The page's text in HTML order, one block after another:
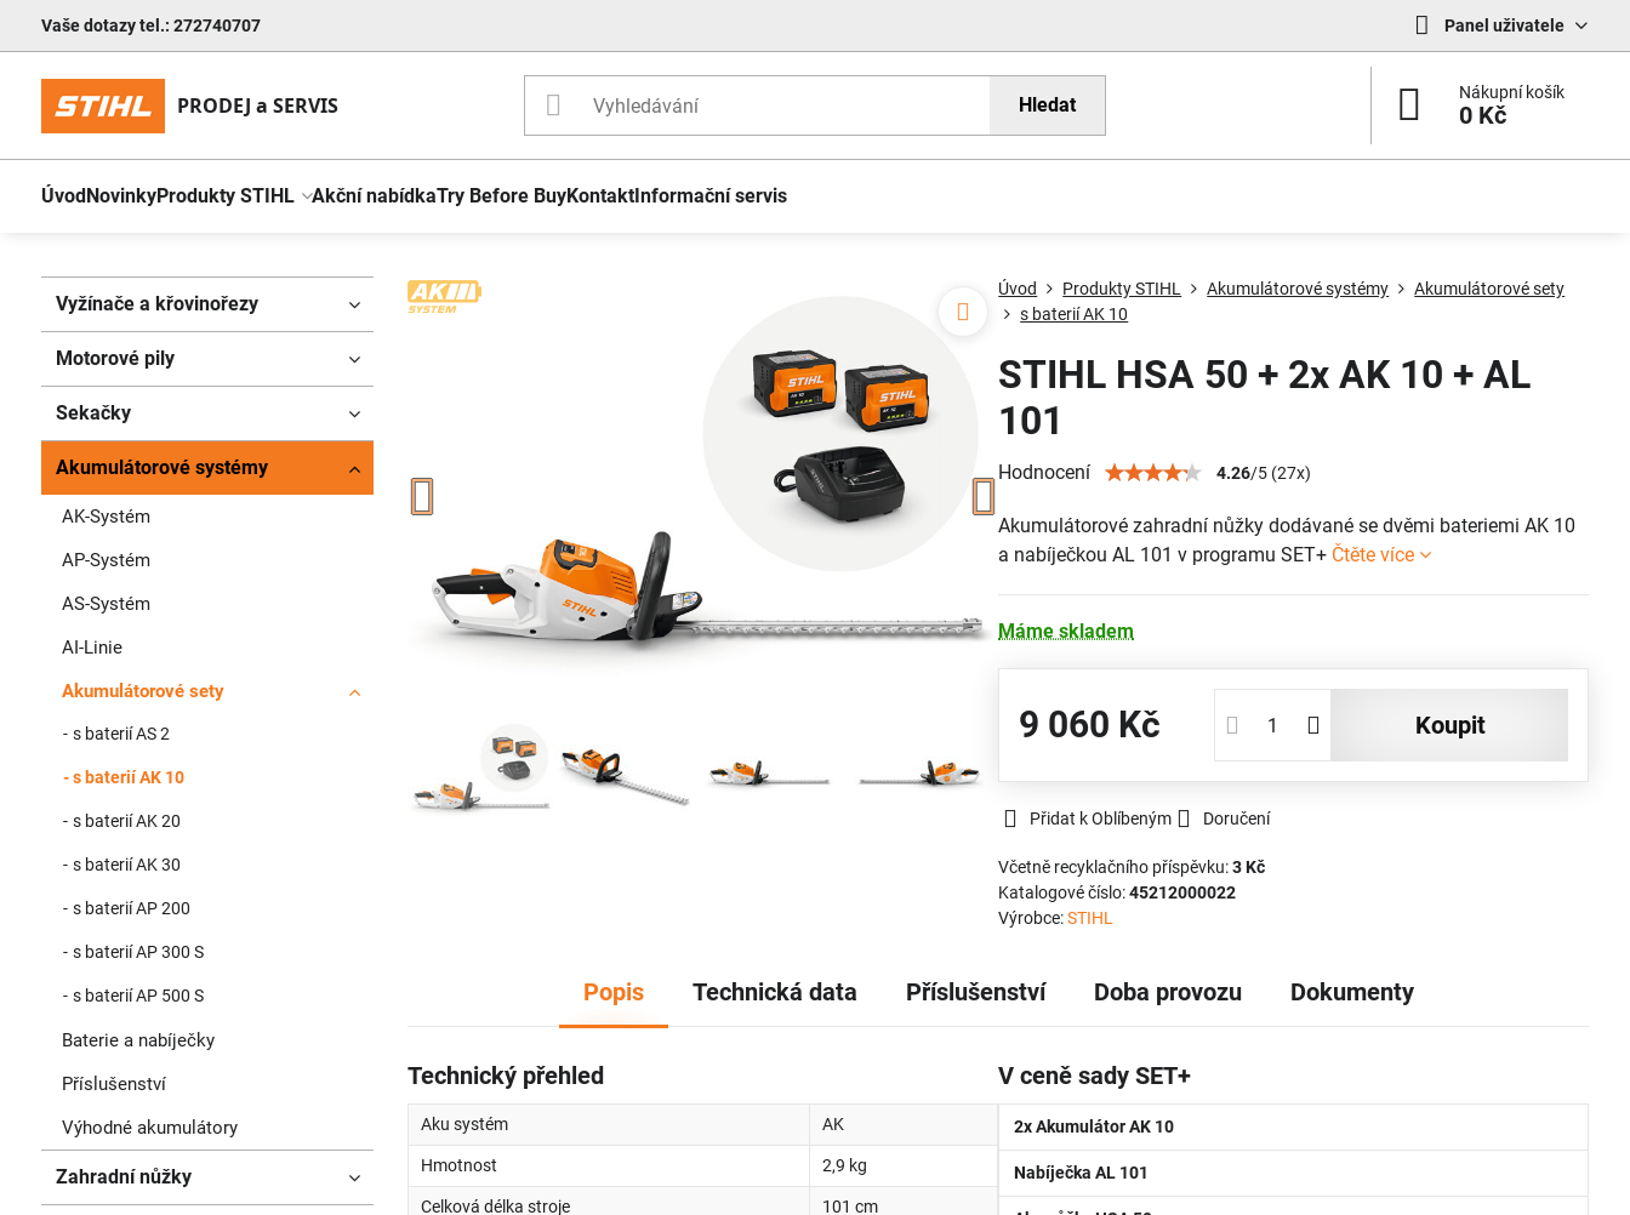
Vaše dotazy tel.: 272740707 Panel uživatele
Hledat
Nákupní košík
0 Kč
ÚvodNovinkyProdukty STIHL Akční nabídkaTry Before BuyKontaktInformační servis
Úvod Produkty STIHL Akumulátorové systémy
Akumulátorové sety
s baterií AK 10
STIHL HSA 50 + 2x AK 10 + AL
101
Hodnocení 4.26/5 (27x)
Akumulátorové zahradní nůžky dodávané se dvěmi bateriemi AK 10
a nabíječkou AL 101 v programu SET+ Čtěte více
Máme skladem
9 060 Kč koupit
Přidat k Oblíbeným Doručení
Včetně recyklačního příspěvku:3 Kč
Katalogové číslo:45212000022
Výrobce:STIHL
Popis Technická data Příslušenství Doba provozu Dokumenty
Technický přehled
Aku systém AK
Hmotnost 2,9 kg
Celková délka stroje 101 cm
V ceně sady SET+
2x Akumulátor AK 10
Nabíječka AL 101
Vyžínače a křovinořezy
Motorové pily
Sekačky
Akumulátorové systémy
AK-Systém
AP-Systém
AS-Systém
AI-Linie
Akumulátorové sety
s baterií AS 2
s baterií AK 10
s baterií AK 20
s baterií AK 30
s baterií AP 200
s baterií AP 300 S
s baterií AP 500 S
Baterie a nabíječky
Příslušenství
Výhodné akumulátory
Zahradní nůžky